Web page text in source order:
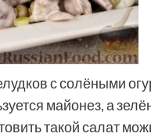
с солёными
майонез, а
такой салат